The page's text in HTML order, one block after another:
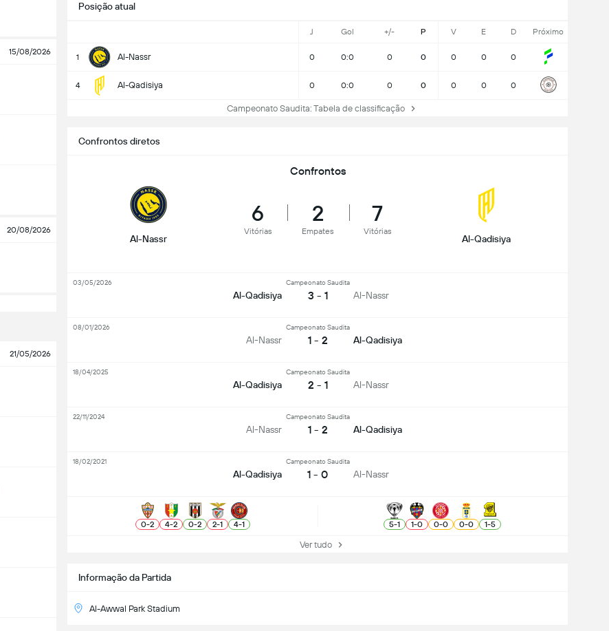
15/08/2026
20/08/2026
21/05/2026
Posição atual
J Gol +/- P V E D Próximo
1 Al-Nassr 0 0:0 0 0 0 0 0
4 Al-Qadisiya 0 0:0 0 0 0 0 0
Campeonato Saudita: Tabela de classificação
Informação da Partida
Al-Awwal Park Stadium
Confrontos diretos
Confrontos
Al-Nassr
6
Vitórias
2
Empates
7
Vitórias
Al-Qadisiya
Al-Qadisiya
Campeonato Saudita
3 - 1 Al-Nassr
03/05/2026
Al-Nassr
Campeonato Saudita
1 - 2 Al-Qadisiya
08/01/2026
Al-Qadisiya
Campeonato Saudita
2 - 1 Al-Nassr
18/04/2025
Al-Nassr
Campeonato Saudita
1 - 2 Al-Qadisiya
22/11/2024
Al-Qadisiya
Campeonato Saudita
1 - 0 Al-Nassr
18/02/2021
0-2 4-2 0-2 2-1 4-1 5-1 1-0 0-0 0-0 1-5
Ver tudo